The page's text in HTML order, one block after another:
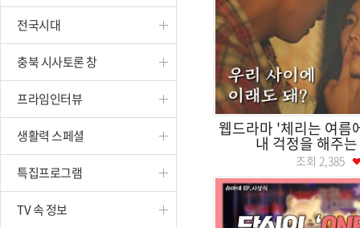
전국시대
충북 시사토론 창
프라임인터뷰
생활력 스페셜
특집프로그램
TV 속 정보
웹드라마 '체리는 여름
내 걱정을 해주
조회 2,385